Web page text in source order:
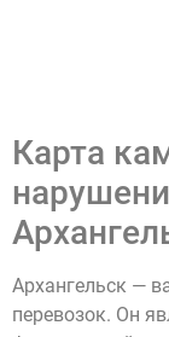
Карта
Архангельск —
перевозок. Он